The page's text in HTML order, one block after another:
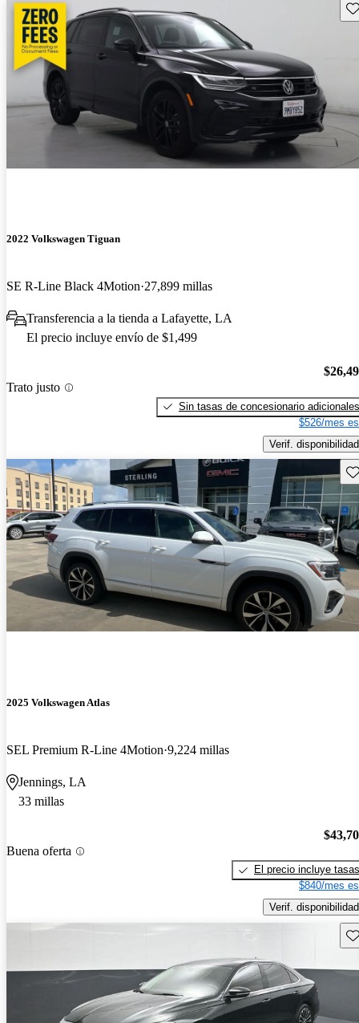
2022 Volkswagen Tiguan
SE R-Line Black 4Motion 27,899 millas
Transferencia a la tienda a Lafayette, LA
El precio incluye envío de $1,499
Trato justo
Sin tasas de concesionario adicionales
$526/mes
Verif. disponibilidad
2025 Volkswagen Atlas
SEL Premium R-Line 4Motion 9,224 millas
Jennings, LA
33 millas
Buena oferta
El precio incluye tasas
$840/mes
Verif. disponibilidad